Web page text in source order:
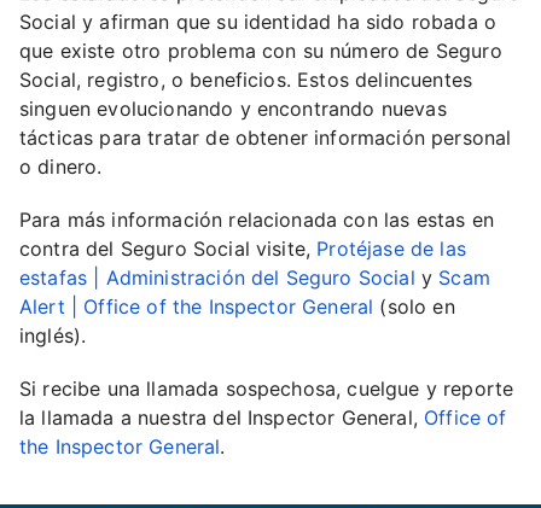
Social y afirman que su identidad ha sido robada o
que existe otro problema con su número de Seguro
Social, registro, o beneficios. Estos delincuentes
singuen evolucionando y encontrando nuevas
tácticas para tratar de obtener información personal
o dinero.
Para más información relacionada con las estas en
contra del Seguro Social visite, Protéjase de las
estafas | Administración del Seguro Social y Scam
Alert | Office of the Inspector General (solo en
inglés).
Si recibe una llamada sospechosa, cuelgue y reporte
la llamada a nuestra del Inspector General, Office of
the Inspector General.